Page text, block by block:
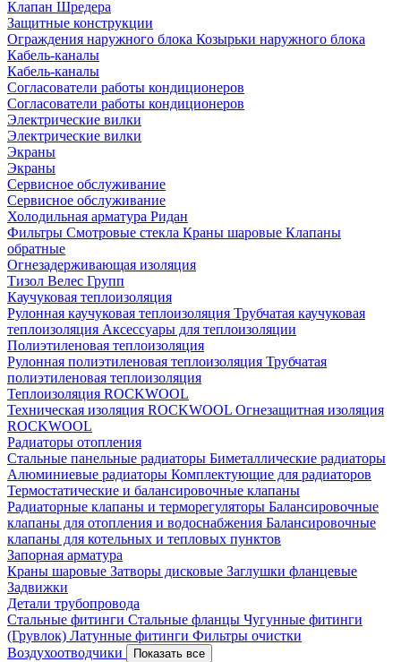
Клапан Шредера
Защитные конструкции
Ограждения наружного блока Козырьки наружного блока
Кабель-каналы
Кабель-каналы
Согласователи работы кондиционеров
Согласователи работы кондиционеров
Электрические вилки
Электрические вилки
Экраны
Экраны
Сервисное обслуживание
Сервисное обслуживание
Холодильная арматура Ридан
Фильтры Смотровые стекла Краны шаровые Клапаны
обратные
Огнезадерживающая изоляция
Тизол Велес Групп
Каучуковая теплоизоляция
Рулонная каучуковая теплоизоляция Трубчатая каучуковая
теплоизоляция Аксессуары для теплоизоляции
Полиэтиленовая теплоизоляция
Рулонная полиэтиленовая теплоизоляция Трубчатая
полиэтиленовая теплоизоляция
Теплоизоляция ROCKWOOL
Техническая изоляция ROCKWOOL Огнезащитная изоляция
ROCKWOOL
Радиаторы отопления
Стальные панельные радиаторы Биметаллические радиаторы
Алюминиевые радиаторы Комплектующие для радиаторов
Термостатические и балансировочные клапаны
Радиаторные клапаны и терморегуляторы Балансировочные
клапаны для отопления и водоснабжения Балансировочные
клапаны для котельных и тепловых пунктов
Запорная арматура
Краны шаровые Затворы дисковые Заглушки фланцевые
Задвижки
Детали трубопровода
Стальные фитинги Стальные фланцы Чугунные фитинги
(Грувлок) Латунные фитинги Фильтры очистки
Воздухоотводчики
Показать все